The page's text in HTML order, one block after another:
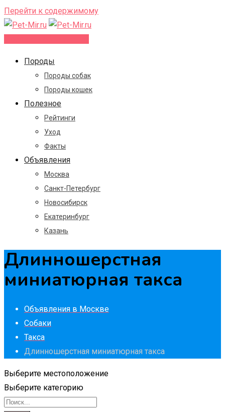
Перейти к содержимому
Породы
Породы собак
Породы кошек
Полезное
Рейтинги
Уход
Факты
Объявления
Москва
Санкт-Петербург
Новосибирск
Екатеринбург
Казань
Длинношерстная
миниатюрная такса
Объявления в Москве
Собаки
Такса
Длинношерстная миниатюрная такса
Выберите местоположение
Выберите категорию